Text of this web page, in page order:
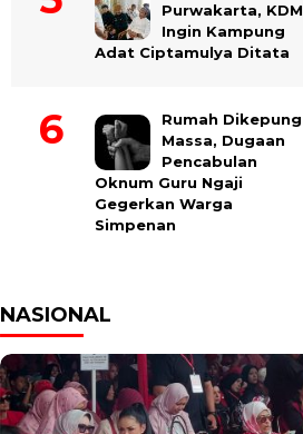
Purwakarta, KDM
Ingin Kampung
Adat Ciptamulya Ditata
Rumah Dikepung
Massa, Dugaan
Pencabulan
Oknum Guru Ngaji
Gegerkan Warga
Simpenan
NASIONAL